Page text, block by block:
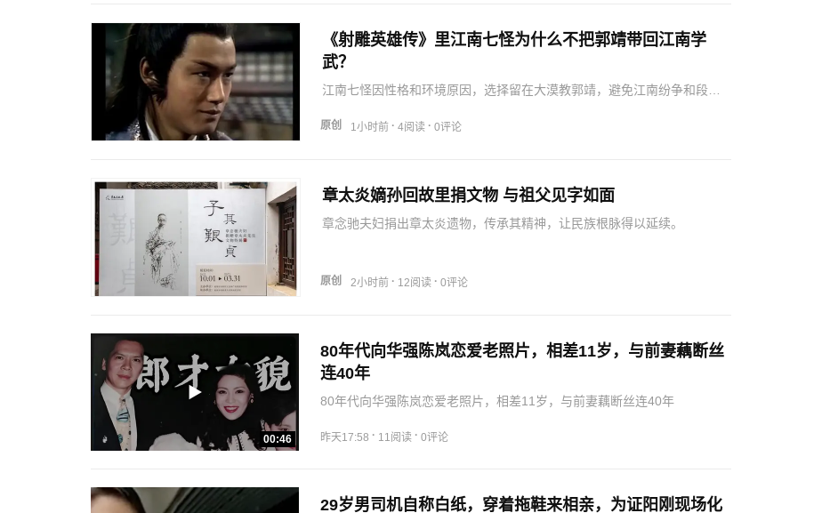
《射雕英雄传》里江南七怪为什么不把郭靖带回江南学
武？
江南七怪因性格和环境原因，选择留在大漠教郭靖，避免江南纷争和段天
原创 1小时前 · 4阅读 · 0评论
章太炎嫡孙回故里捐文物 与祖父见字如面
章念驰夫妇捐出章太炎遗物，传承其精神，让民族根脉得以延续。
原创 2小时前 · 12阅读 · 0评论
00:46
80年代向华强陈岚恋爱老照片，相差11岁，与前妻藕断丝
连40年
80年代向华强陈岚恋爱老照片，相差11岁，与前妻藕断丝连40年
昨天17:58 · 11阅读 · 0评论
29岁男司机自称白纸，穿着拖鞋来相亲，为证阳刚现场化